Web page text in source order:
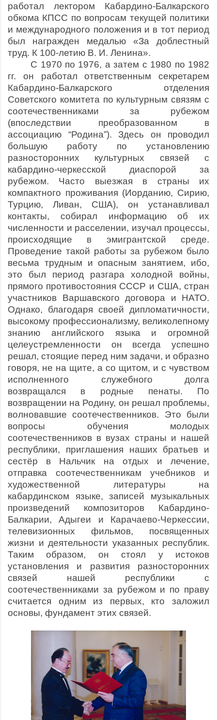
работал лектором Кабардино-Балкарского
обкома КПСС по вопросам текущей политики
и международного положения и в тот период
был награжден медалью «За доблестный
труд. К 100-летию В. И. Ле­нина».
С 1970 по 1976, а затем с 1980 по 1982
гг. он работал ответственным секретарем
Кабардино-Балкарского отделения
Советского комитета по культурным связям с
соотечественниками за рубежом
(впоследствии преобразованном в
ассоциацию “Родина”). Здесь он проводил
большую работу по установлению
разносторонних культурных связей с
кабардино-черкесской диаспорой за
рубежом. Часто выезжая в страны их
компактного проживания (Иорданию, Сирию,
Турцию, Ливан, США), он устанавливал
контакты, собирал информацию об их
численности и расселении, изучал процессы,
происходящие в эмигрантской среде.
Проведение такой работы за рубежом было
весьма трудным и опасным занятием, ибо,
это был период разгара холодной войны,
прямого противостояния СССР и США, стран
участников Варшавского договора и НАТО.
Однако, благодаря своей дипломатичности,
высокому профессионализму, великолепному
знанию английского языка и огромной
целеустремленности он всегда успешно
решал, стоящие перед ним задачи, и образно
говоря, не на щите, а со щитом, и с чувством
исполненного служебного долга
возвращался в родные пенаты. По
возвращении на Родину, он решал проблемы,
волновавшие соотечественников. Это были
вопросы обучения молодых
соотечественников в вузах страны и нашей
республики, приглашения наших братьев и
сестёр в Нальчик на отдых и лечение,
отправка соотечественникам учебников и
художественной литературы на
кабардинском языке, записей музыкальных
произведений композиторов Кабардино-
Балкарии, Адыгеи и Карачаево-Черкессии,
телевизионных фильмов, посвященных
жизни и деятельности указанных республик.
Таким образом, он стоял у истоков
установления и развития разносторонних
связей нашей республики с
соотечественниками за рубежом и по праву
считается одним из первых, кто заложил
основы, фундамент этих связей.